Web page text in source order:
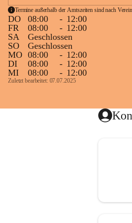
Termine außerhalb der Amtszeiten sind nach
DO 08:00 - 12:00
FR
08:00 - 12:00
SA
Geschlossen
SO
Geschlossen
MO 08:00 - 12:00
DI
08:00 - 12:00
MI
08:00 - 12:00
Zuletzt bearbeitet: 07.07.2025